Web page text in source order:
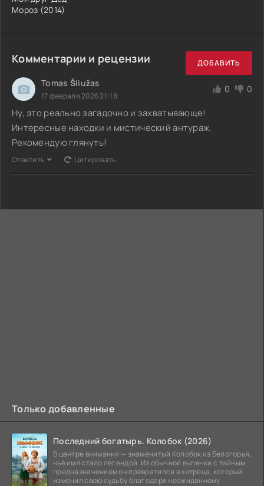
Мороз (2014)
Комментарии и рецензии ДОБАВИТЬ
Tomas Šliužas
17 февраля 2026 21:18
0 0
Ну, это реально загадочно и захватывающе!
Интересные находки и мистический антураж.
Рекомендую глянуть!
Ответить Цитировать
Только добавленные
Последний богатырь. Колобок (2026)
В центре внимания — знаменитый Колобок из Белогорья,
чьё имя стало легендой. Из обычной выпечки с тайным
предназначением он превратился в хитреца, который
изменил свою судьбу благодаря неожиданному